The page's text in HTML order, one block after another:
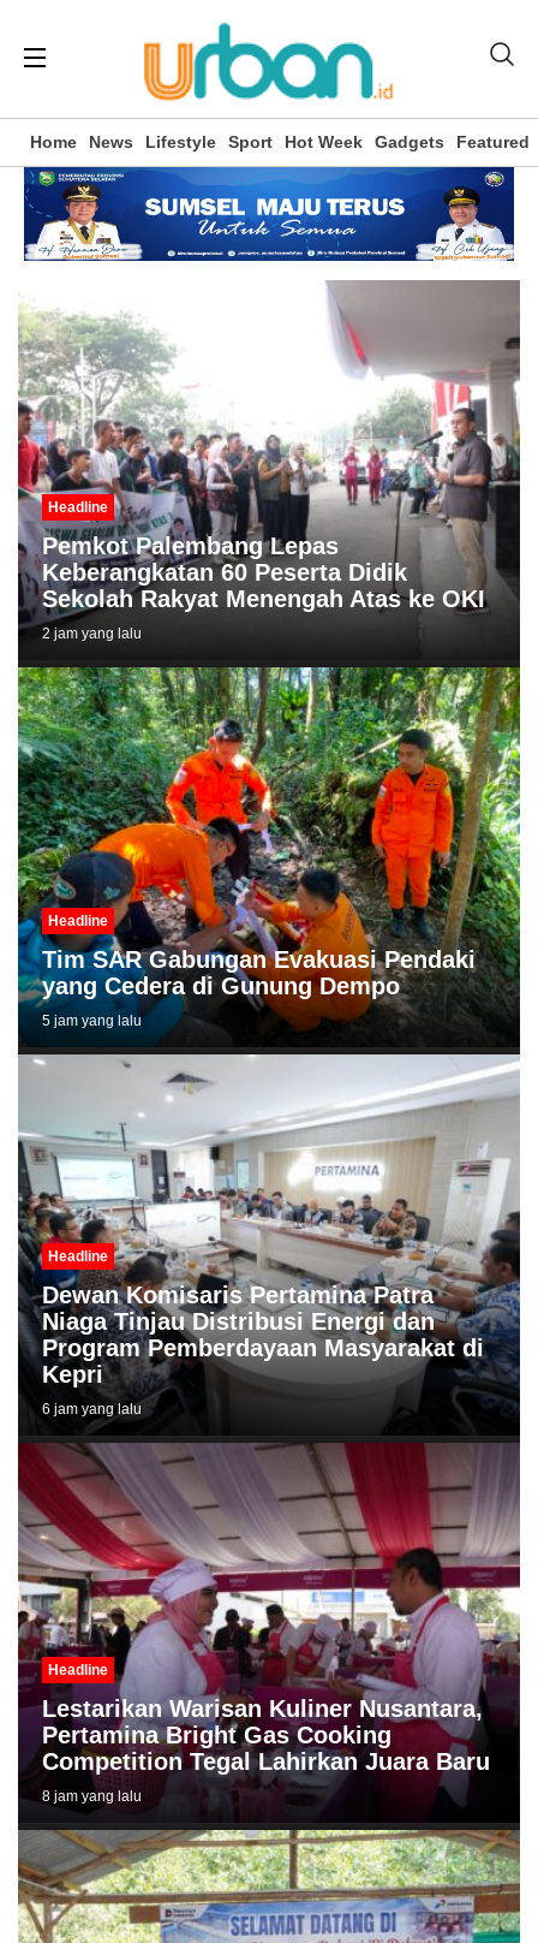
Home News Lifestyle Sport Hot Week Gadgets Featured
Headline
Pemkot Palembang Lepas
Keberangkatan 60 Peserta Didik
Sekolah Rakyat Menengah Atas ke OKI
2 jam yang lalu
Headline
Tim SAR Gabungan Evakuasi Pendaki
yang Cedera di Gunung Dempo
5 jam yang lalu
Headline
Dewan Komisaris Pertamina Patra
Niaga Tinjau Distribusi Energi dan
Program Pemberdayaan Masyarakat di
Kepri
6 jam yang lalu
Headline
Lestarikan Warisan Kuliner Nusantara,
Pertamina Bright Gas Cooking
Competition Tegal Lahirkan Juara Baru
8 jam yang lalu